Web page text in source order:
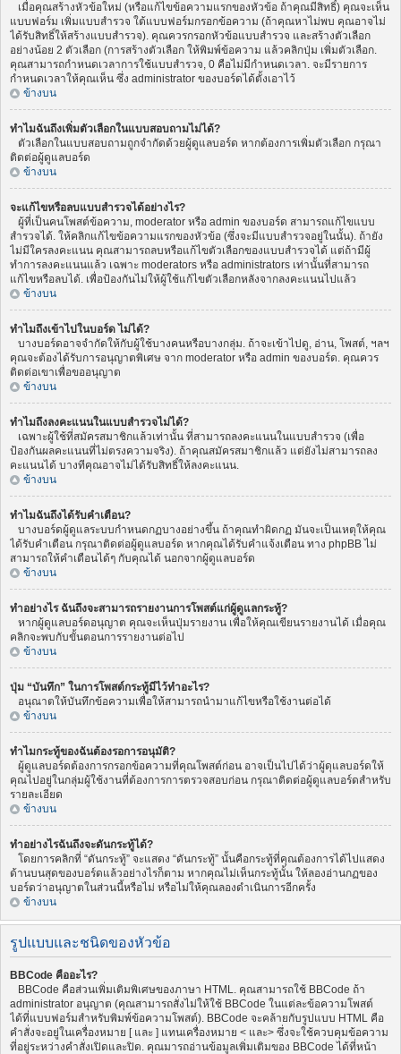
เมื่อคุณสร้างหัวข้อใหม่ (หรือแก้ไขข้อความแรกของหัวข้อ ถ้าคุณมีสิทธิ์) คุณจะเห็น
แบบฟอร์ม เพิ่มแบบสำรวจ ใต้แบบฟอร์มกรอกข้อความ (ถ้าคุณหาไม่พบ คุณอาจไม่
ได้รับสิทธิ์ให้สร้างแบบสำรวจ). คุณควรกรอกหัวข้อแบบสำรวจ และสร้างตัวเลือก
อย่างน้อย 2 ตัวเลือก (การสร้างตัวเลือก ให้พิมพ์ข้อความ แล้วคลิกปุ่ม เพิ่มตัวเลือก.
คุณสามารถกำหนดเวลาการใช้แบบสำรวจ, 0 คือไม่มีกำหนดเวลา. จะมีรายการ
กำหนดเวลาให้คุณเห็น ซึ่ง administrator ของบอร์ดได้ตั้งเอาไว้
ข้างบน
ทำไมฉันถึงเพิ่มตัวเลือกในแบบสอบถามไม่ได้?
ตัวเลือกในแบบสอบถามถูกจำกัดด้วยผู้ดูแลบอร์ด หากต้องการเพิ่มตัวเลือก กรุณา
ติดต่อผู้ดูแลบอร์ด
ข้างบน
จะแก้ไขหรือลบแบบสำรวจได้อย่างไร?
ผู้ที่เป็นคนโพสต์ข้อความ, moderator หรือ admin ของบอร์ด สามารถแก้ไขแบบ
สำรวจได้. ให้คลิกแก้ไขข้อความแรกของหัวข้อ (ซึ่งจะมีแบบสำรวจอยู่ในนั้น). ถ้ายัง
ไม่มีใครลงคะแนน คุณสามารถลบหรือแก้ไขตัวเลือกของแบบสำรวจได้ แต่ถ้ามีผู้
ทำการลงคะแนนแล้ว เฉพาะ moderators หรือ administrators เท่านั้นที่สามารถ
แก้ไขหรือลบได้. เพื่อป้องกันไม่ให้ผู้ใช้แก้ไขตัวเลือกหลังจากลงคะแนนไปแล้ว
ข้างบน
ทำไมถึงเข้าไปในบอร์ด ไม่ได้?
บางบอร์ดอาจจำกัดให้กับผู้ใช้บางคนหรือบางกลุ่ม. ถ้าจะเข้าไปดู, อ่าน, โพสต์, ฯลฯ
คุณจะต้องได้รับการอนุญาตพิเศษ จาก moderator หรือ admin ของบอร์ด. คุณควร
ติดต่อเขาเพื่อขออนุญาต
ข้างบน
ทำไมถึงลงคะแนนในแบบสำรวจไม่ได้?
เฉพาะผู้ใช้ที่สมัครสมาชิกแล้วเท่านั้น ที่สามารถลงคะแนนในแบบสำรวจ (เพื่อ
ป้องกันผลคะแนนที่ไม่ตรงความจริง). ถ้าคุณสมัครสมาชิกแล้ว แต่ยังไม่สามารถลง
คะแนนได้ บางทีคุณอาจไม่ได้รับสิทธิ์ให้ลงคะแนน.
ข้างบน
ทำไมฉันถึงได้รับคำเตือน?
บางบอร์ดผู้ดูแลระบบกำหนดกฏบางอย่างขึ้น ถ้าคุณทำผิดกฏ มันจะเป็นเหตุให้คุณ
ได้รับคำเตือน กรุณาติดต่อผู้ดูแลบอร์ด หากคุณได้รับคำแจ้งเตือน ทาง phpBB ไม่
สามารถให้คำเตือนได้ๆ กับคุณได้ นอกจากผู้ดูแลบอร์ด
ข้างบน
ทำอย่างไร ฉันถึงจะสามารถรายงานการโพสต์แก่ผู้ดูแลกระทู้?
หากผู้ดูแลบอร์ดอนุญาต คุณจะเห็นปุ่มรายงาน เพื่อให้คุณเขียนรายงานได้ เมื่อคุณ
คลิกจะพบกับขั้นตอนการรายงานต่อไป
ข้างบน
ปุ่ม “บันทึก” ในการโพสต์กระทู้มีไว้ทำอะไร?
อนุณาตให้บันทึกข้อความเพื่อให้สามารถนำมาแก้ไขหรือใช้งานต่อได้
ข้างบน
ทำไมกระทู้ของฉันต้องรอการอนุมัติ?
ผู้ดูแลบอร์ดต้องการกรอกข้อความที่คุณโพสต์ก่อน อาจเป็นไปได้ว่าผู้ดุแลบอร์ดให้
คุณไปอยู่ในกลุ่มผู้ใช้งานที่ต้องการการตรวจสอบก่อน กรุณาติดต่อผู้ดูแลบอร์ดสำหรับ
รายละเอียด
ข้างบน
ทำอย่างไรฉันถึงจะดันกระทู้ได้?
โดยการคลิกที่ “ดันกระทู้” จะแสดง “ดันกระทู้” นั้นคือกระทู้ที่คุณต้องการได้ไปแสดง
ด้านบนสุดของบอร์ดแล้วอย่างไรก็ตาม หากคุณไม่เห็นกระทู้นั้น ให้ลองอ่านกฏของ
บอร์ดว่าอนุญาตในส่วนนี้หรือไม่ หรือไม่ให้คุณลองดำเนินการอีกครั้ง
ข้างบน
รูปแบบและชนิดของหัวข้อ
BBCode คืออะไร?
BBCode คือส่วนเพิ่มเติมพิเศษของภาษา HTML. คุณสามารถใช้ BBCode ถ้า
administrator อนุญาต (คุณสามารถสั่งไม่ให้ใช้ BBCode ในแต่ละข้อความโพสต์
ได้ที่แบบฟอร์มสำหรับพิมพ์ข้อความโพสต์). BBCode จะคล้ายกับรูปแบบ HTML คือ
คำสั่งจะอยู่ในเครื่องหมาย [ และ ] แทนเครื่องหมาย < และ> ซึ่งจะใช้ควบคุมข้อความ
ที่อยู่ระหว่างคำสั่งเปิดและปิด. คุณมารถอ่านข้อมูลเพิ่มเติมของ BBCode ได้ที่หน้า